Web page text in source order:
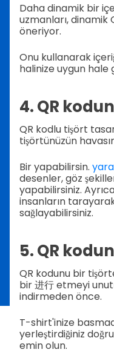
Daha dinamik bir
uzmanları, dinamik
öneriyor.
Onu kullanarak
halinize uygun hale
4. QR
QR kodlu tişört
tişörtünüzün
Bir yapabilirsin.
desenler, göz
yapabilirsiniz.
insanların
sağlayabilirsiniz.
5. QR
QR kodunu bir
bir 进行 etmeyi
indirmeden önce.
T-shirt'inize
yerleştirdiğiniz
emin olun.